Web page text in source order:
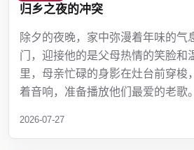
归乡之夜的冲突
除夕的夜晚，家中弥漫着年味的气
门，迎接他的是父母热情的笑脸和
里，母亲忙碌的身影在灶台前穿梭
着音响，准备播放他们最爱的老歌
2026-07-27